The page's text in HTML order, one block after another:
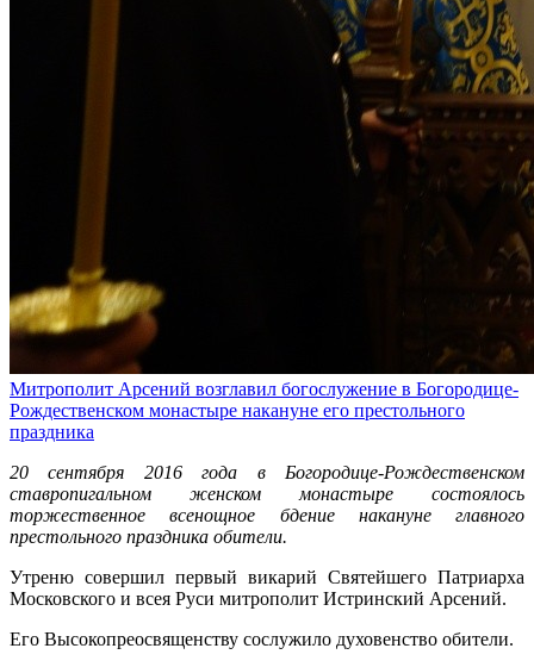
Митрополит Арсений возглавил богослужение в Богородице-
Рождественском монастыре накануне его престольного
праздника
20 сентября 2016 года в Богородице-Рождественском
ставропигальном женском монастыре состоялось
торжественное всенощное бдение накануне главного
престольного праздника обители.
Утреню совершил первый викарий Святейшего Патриарха
Московского и всея Руси митрополит Истринский Арсений.
Его Высокопреосвященству сослужило духовенство обители.